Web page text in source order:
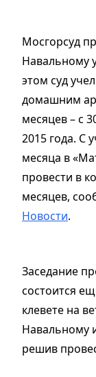
Мосгорсуд
Навальному
этом суд
домашним
месяцев – с
2015 года. С
месяца в
провести в
месяцев,
Новости.
Заседание
состоится
клевете на
Навальному
решив